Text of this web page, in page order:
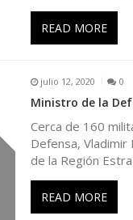
READ MORE
julio 12, 2020 0
Ministro de la
Cerca de 160
Defensa,
de la Región Estra
READ MORE